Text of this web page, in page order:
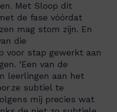
Met Sloop dit
de fase vóórdat
mag stom zijn. En
die
voor stap gewerkt aan
‘Een van de
leerlingen aan het
ze subtiel te
mij precies wat